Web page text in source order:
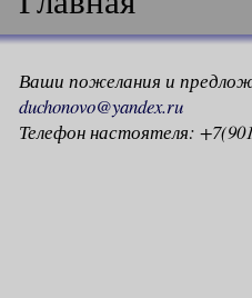
Ваши пожелания и
duchonovo@yandex.ru
Телефон настоятеля: